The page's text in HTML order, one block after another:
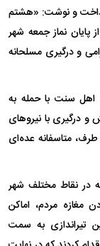
و نوشت: «هشتم
پس از پایان نماز جمعه شهر
و درگیری مسلحانه
اهل سنت با حمله به
و درگیری با نیرو‌های
متاسفانه عده‌ای
در نقاط مختلف شهر
مغازه مردم، اماکن
تیراندازی به سمت